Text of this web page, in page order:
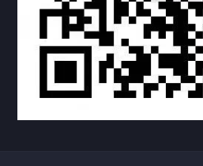
购买流程 版权条款